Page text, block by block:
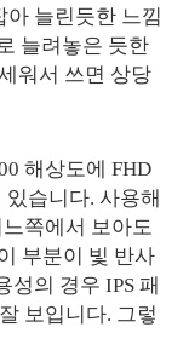
아 늘린듯한 느낌
늘려놓은 듯한
워서 쓰면 상당
해상도에 FHD
습니다. 사용해
쪽에서 보아도
부분이 빛 반사
성의 경우 IPS 패
보입니다. 그렇